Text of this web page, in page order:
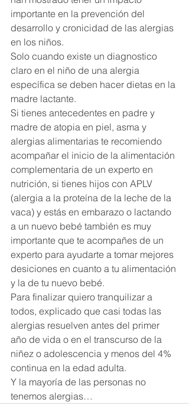
importante en la prevención del
desarrollo y cronicidad de las alergias
en los niños.
Solo cuando existe un diagnostico
claro en el niño de una alergia
específica se deben hacer dietas en la
madre lactante.
Si tienes antecedentes en padre y
madre de atopia en piel, asma y
alergias alimentarias te recomiendo
acompañar el inicio de la alimentación
complementaria de un experto en
nutrición, si tienes hijos con APLV
(alergia a la proteína de la leche de la
vaca) y estás en embarazo o lactando
a un nuevo bebé también es muy
importante que te acompañes de un
experto para ayudarte a tomar mejores
desiciones en cuanto a tu alimentación
y la de tu nuevo bebé.
Para finalizar quiero tranquilizar a
todos, explicado que casi todas las
alergias resuelven antes del primer
año de vida o en el transcurso de la
niñez o adolescencia y menos del 4%
continua en la edad adulta.
Y la mayoría de las personas no
tenemos alergias…